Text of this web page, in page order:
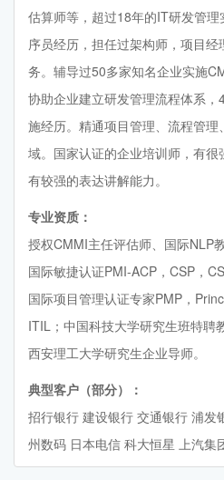
估算师等，超过18年的IT研发管
序员经历，担任过架构师，项目
务。辅导过50多家知名企业实施
协助企业建立研发管理流程体系
施经历。精通项目管理、流程管
域。国家认证的企业培训师，有很
有较强的表达讲解能力。
专业资质：
授权CMMI主任评估师、国际NLP
国际敏捷认证PMI-ACP，CSP，
国际项目管理认证专家PMP，
ITIL；中国科技大学研究生班特聘
西安理工大学研究生企业导师。
典型客户（部分）：
招行银行 建设银行 交通银行 浦发
州数码 日本电信 科大恒星 上汽集